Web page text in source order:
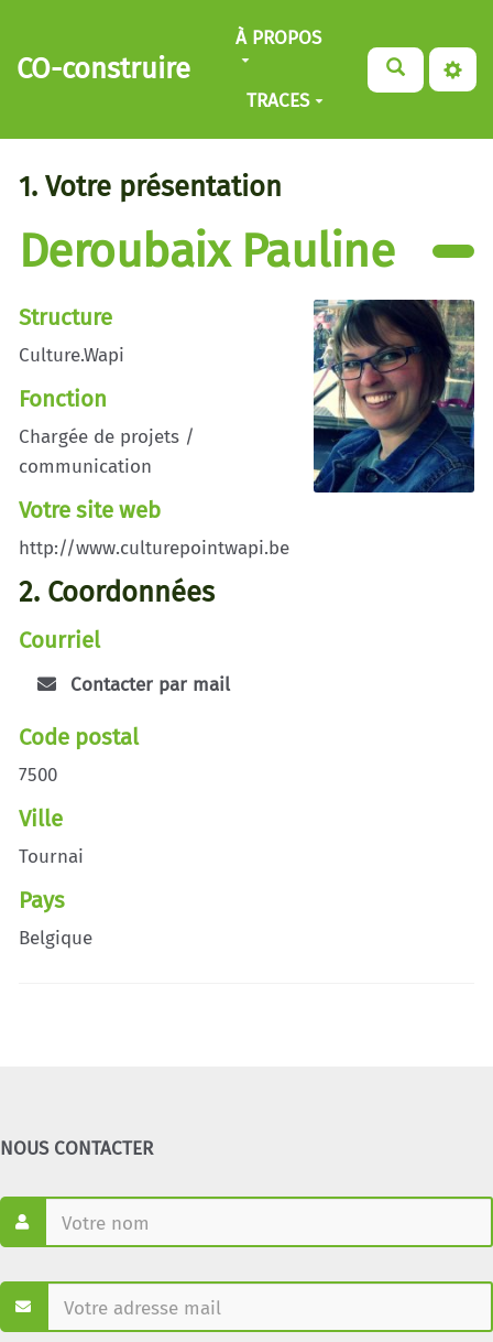
Aller au contenu principal
CO-construire
À PROPOS
TRACES
1. Votre présentation
Deroubaix Pauline
Structure
Culture.Wapi
Fonction
Chargée de projets /
communication
Votre site web
http://www.culturepointwapi.be
2. Coordonnées
Courriel
Contacter par mail
Code postal
7500
Ville
Tournai
Pays
Belgique
NOUS CONTACTER